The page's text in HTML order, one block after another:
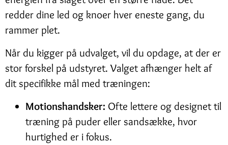
redder dine led og knoer hver eneste gang, du
rammer plet.
Når du kigger på udvalget, vil du opdage, at der er
stor forskel på udstyret. Valget afhænger helt af
dit specifikke mål med træningen:
Motionshandsker: Ofte lettere og designet til
træning på puder eller sandsække, hvor
hurtighed er i fokus.